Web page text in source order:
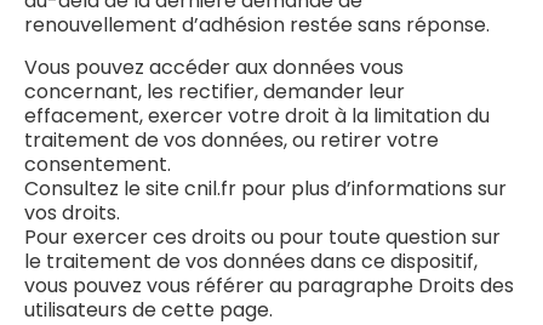
renouvellement d’adhésion restée sans réponse.
Vous pouvez accéder aux données vous
concernant, les rectifier, demander leur
effacement, exercer votre droit à la limitation du
traitement de vos données, ou retirer votre
consentement.
Consultez le site cnil.fr pour plus d’informations sur
vos droits.
Pour exercer ces droits ou pour toute question sur
le traitement de vos données dans ce dispositif,
vous pouvez vous référer au paragraphe Droits des
utilisateurs de cette page.